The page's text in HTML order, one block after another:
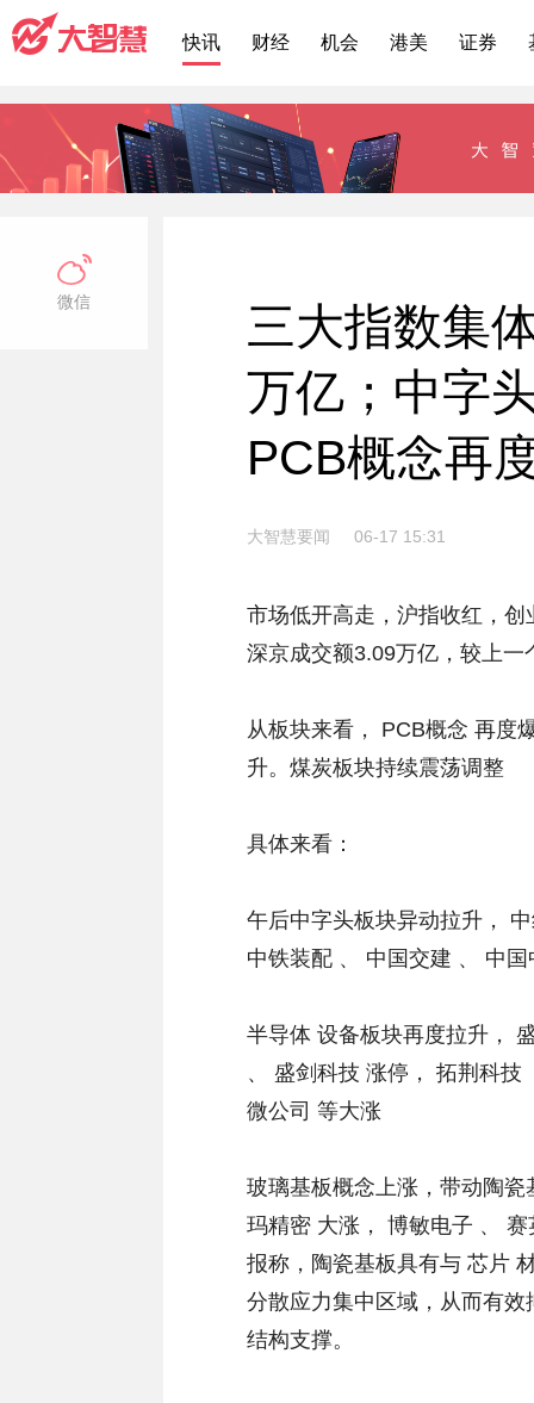
快讯 财经 机会 港美 证券
微信
三大指数集
万亿；中字
PCB概念再
大智慧要闻 06-17 15:31
市场低开高走，沪指收红，
深京成交额3.09万亿，较上
从板块来看， PCB概念 再度
升。煤炭板块持续震荡调整
具体来看：
午后中字头板块异动拉升，
中铁装配 、 中国交建 、 中
半导体 设备板块再度拉升，
、 盛剑科技 涨停， 拓荆科
微公司 等大涨
玻璃基板概念上涨，带动陶
玛精密 大涨， 博敏电子 、
报称，陶瓷基板具有与 芯片
分散应力集中区域，从而有
结构支撑。